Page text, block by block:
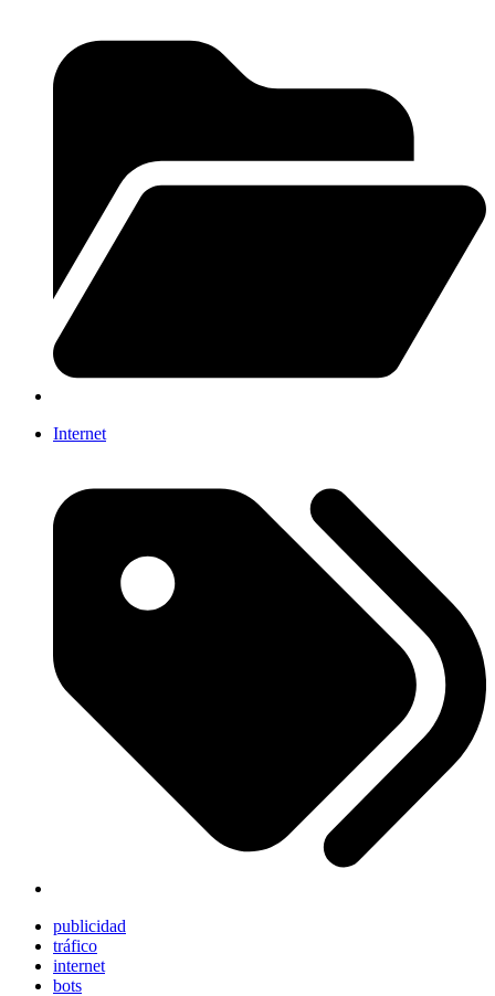
Internet
publicidad
tráfico
internet
bots